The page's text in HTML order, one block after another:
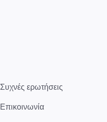
Συχνές ερωτήσεις
Επικοινωνία